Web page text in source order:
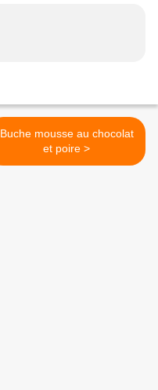
Buche mousse au chocolat
et poire >